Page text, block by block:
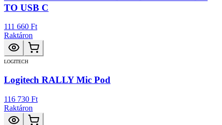
TO USB C
111 660 Ft
Raktáron
LOGITECH
Logitech RALLY Mic Pod
116 730 Ft
Raktáron